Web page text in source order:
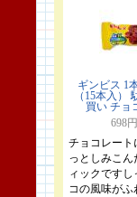
ギンビス 1
（15本入）
買い チョ
698
チョコレート
っとしみこ
ィックですし
コの風味が